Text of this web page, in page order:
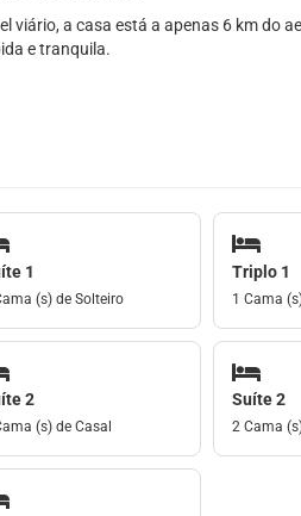
viário, a casa está a apenas 6 km do
e tranquila.
1
(s) de Solteiro
Triplo 1
1 Cama
2
(s) de Casal
Suíte 2
2 Cama